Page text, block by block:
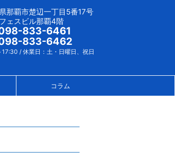
那覇市楚辺一丁目5番17号
ェスビル那覇4階
833-6461
833-6462
/ 休業日：土・日曜日、祝日
コラム